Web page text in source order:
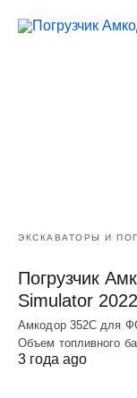
ЭКСКАВАТОРЫ И
Погрузчик
Simulator 2022
Амкодор 352С для
Объем топливного
3 года ago